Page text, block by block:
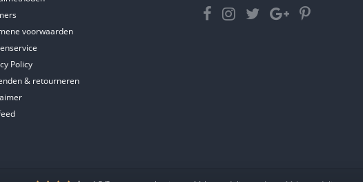
voorwaarden
Policy
& retourneren